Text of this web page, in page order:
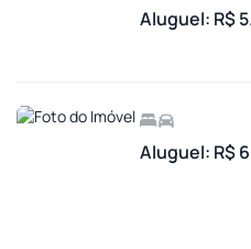
Aluguel: R$
Aluguel: R$